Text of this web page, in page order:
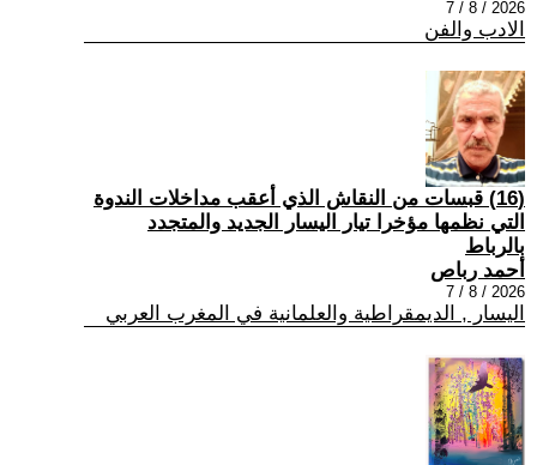
2026 / 8 / 7
الادب والفن
(16) قبسات من النقاش الذي أعقب مداخلات الندوة
التي نظمها مؤخرا تيار اليسار الجديد والمتجدد
بالرباط
أحمد رباص
2026 / 8 / 7
اليسار , الديمقراطية والعلمانية في المغرب العربي